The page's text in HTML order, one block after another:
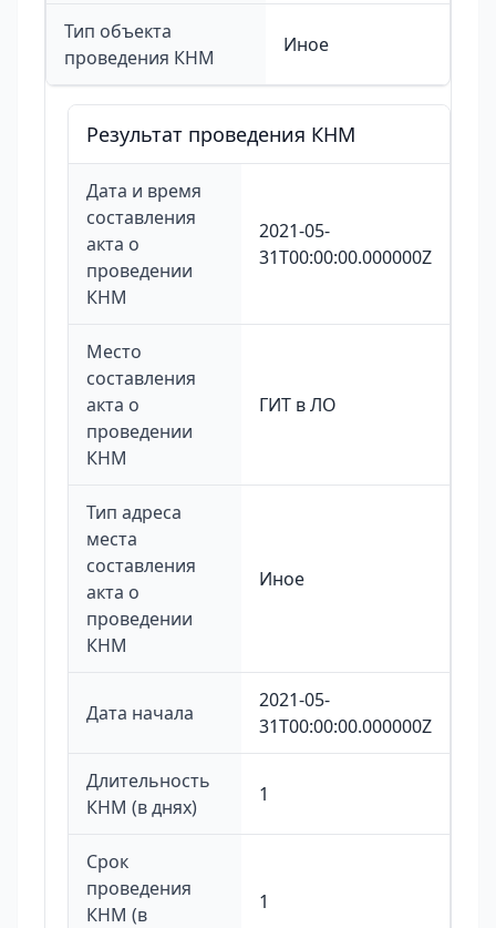
Тип объекта
проведения КНМ
Иное
Результат проведения КНМ
Дата и время
составления
акта о
проведении
КНМ
2021-05-
31T00:00:00.000000Z
Место
составления
акта о
проведении
КНМ
ГИТ в ЛО
Тип адреса
места
составления
акта о
проведении
КНМ
Иное
Дата начала
2021-05-
31T00:00:00.000000Z
Длительность
КНМ (в днях)
1
Срок
проведения
КНМ (в
1